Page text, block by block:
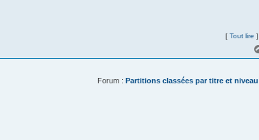
[ Tout lire ]
Forum : Partitions classées par titre et niveau